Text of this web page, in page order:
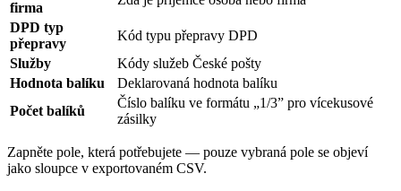
firma
DPD typ
přepravy
Kód typu přepravy DPD
Služby
Kódy služeb České pošty
Hodnota balíku
Deklarovaná hodnota balíku
Počet balíků
Číslo balíku ve formátu „1/3” pro vícekusové
zásilky
Zapněte pole, která potřebujete — pouze vybraná pole se objeví
jako sloupce v exportovaném CSV.